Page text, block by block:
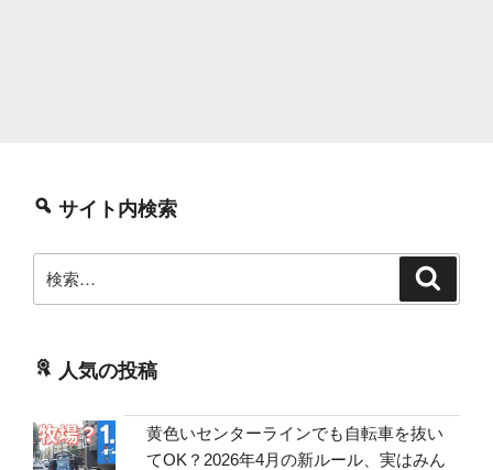
サイト内検索
索:
人気の投稿
黄色いセンターラインでも自転車を抜い
てOK？2026年4月の新ルール、実はみん